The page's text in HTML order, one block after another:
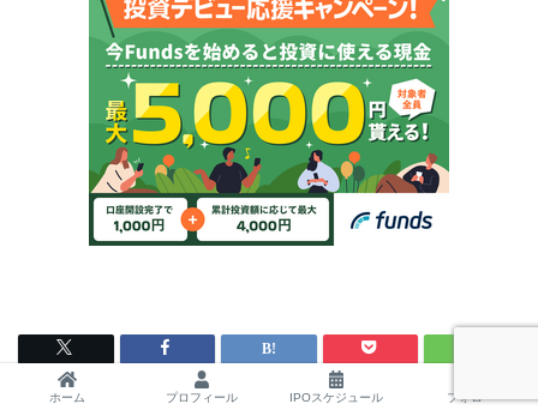
ホーム プロフィール IPOスケジュール フォロー